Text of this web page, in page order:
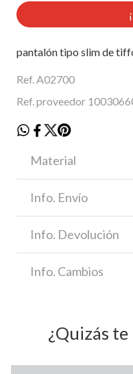
pantalón tipo slim de
Ref. A02700
Ref. proveedor
Material
Info. Envío
Info. Devolución
Info. Cambios
¿Quizás